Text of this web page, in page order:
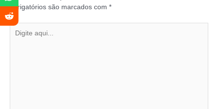
obrigatórios são marcados com *
Digite
aqui...